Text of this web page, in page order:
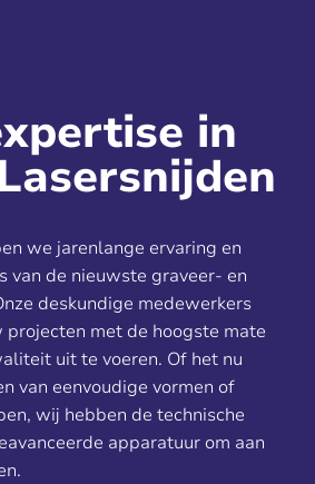
in
we jarenlange ervaring en
van de nieuwste graveer- en
deskundige medewerkers
projecten met de hoogste mate
uit te voeren. Of het nu
van eenvoudige vormen of
wij hebben de technische
apparatuur om aan